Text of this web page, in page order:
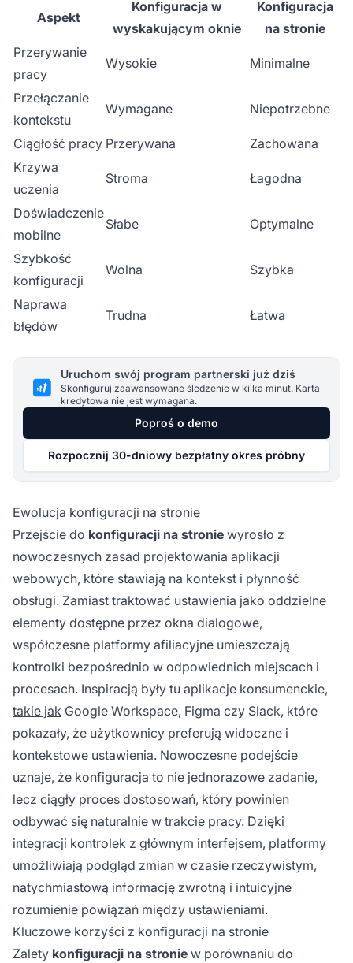
Aspekt
Konfiguracja w
wyskakującym oknie
Konfiguracja
na stronie
Przerywanie
pracy
Wysokie Minimalne
Przełączanie
kontekstu
Wymagane Niepotrzebne
Ciągłość pracy Przerywana
Zachowana
Krzywa
uczenia
Stroma Łagodna
Doświadczenie
mobilne
Słabe Optymalne
Szybkość
konfiguracji
Wolna Szybka
Naprawa
błędów
Trudna Łatwa
Uruchom swój program partnerski już dziś
Skonfiguruj zaawansowane śledzenie w kilka minut. Karta
kredytowa nie jest wymagana.
Poproś o demo
Rozpocznij 30-dniowy bezpłatny okres próbny
Ewolucja konfiguracji na stronie
Przejście do konfiguracji na stronie wyrosło z
nowoczesnych zasad projektowania aplikacji
webowych, które stawiają na kontekst i płynność
obsługi. Zamiast traktować ustawienia jako oddzielne
elementy dostępne przez okna dialogowe,
współczesne platformy afiliacyjne umieszczają
kontrolki bezpośrednio w odpowiednich miejscach i
procesach. Inspiracją były tu aplikacje konsumenckie,
takie jak Google Workspace, Figma czy Slack, które
pokazały, że użytkownicy preferują widoczne i
kontekstowe ustawienia. Nowoczesne podejście
uznaje, że konfiguracja to nie jednorazowe zadanie,
lecz ciągły proces dostosowań, który powinien
odbywać się naturalnie w trakcie pracy. Dzięki
integracji kontrolek z głównym interfejsem, platformy
umożliwiają podgląd zmian w czasie rzeczywistym,
natychmiastową informację zwrotną i intuicyjne
rozumienie powiązań między ustawieniami.
Kluczowe korzyści z konfiguracji na stronie
Zalety konfiguracji na stronie w porównaniu do